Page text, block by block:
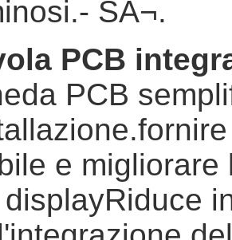
- SÃ¬.
PCB
PCB
e